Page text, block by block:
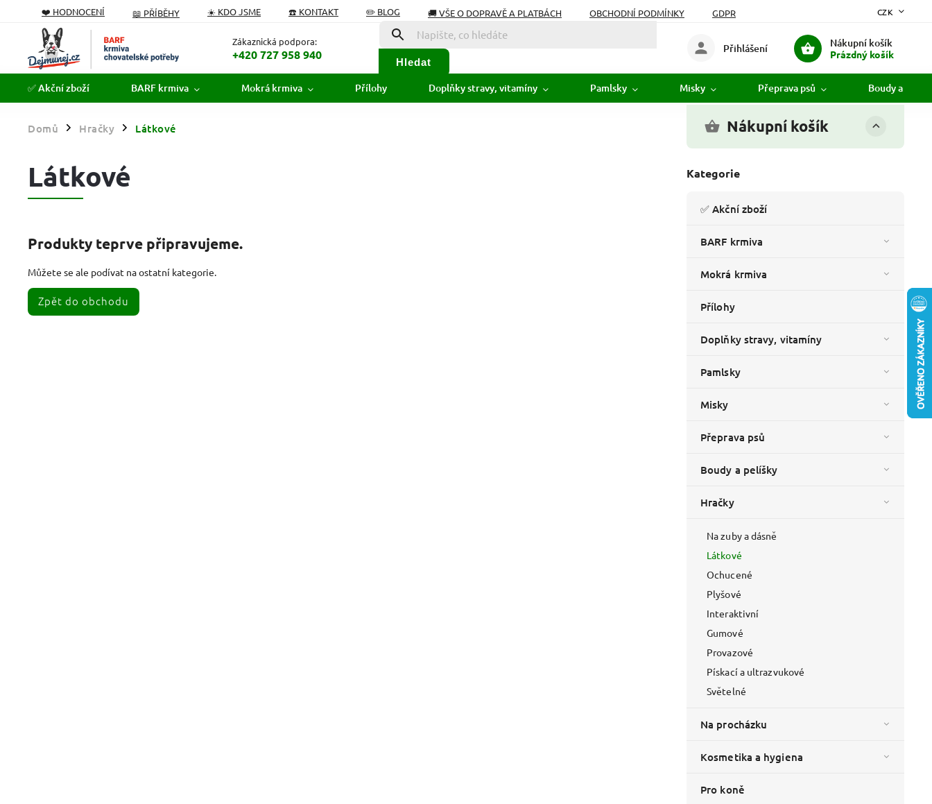
❤️ HODNOCENÍ 📖 PŘÍBĚHY ☀️ KDO JSME ☎️ KONTAKT ✏️ BLOG 🚚 VŠE O DOPRAVĚ A PLATBÁCH OBCHODNÍ PODMÍNKY
GDPR
PODÁVÁME POMOCNOU TLAPKU
SLOVNÍK POJMŮ
CZK
Zákaznická podpora:
+420 727 958 940
Hledat
Nákupní košík
Prázdný košík
Přihlášení
✅ Akční zboží BARF krmiva Mokrá krmiva Přílohy Doplňky stravy, vitamíny Pamlsky Misky Přeprava psů Boudy a
Domů / Hračky / Látkové Nákupní košík
Kategorie
✅ Akční zboží
BARF krmiva
Mokrá krmiva
Přílohy
Doplňky stravy, vitamíny
Pamlsky
Misky
Přeprava psů
Boudy a pelíšky
Hračky
Na zuby a dásně
Látkové
Ochucené
Plyšové
Interaktivní
Gumové
Provazové
Pískací a ultrazvukové
Světelné
Na procházku
Kosmetika a hygiena
Pro koně
Látkové
Produkty teprve připravujeme.
Můžete se ale podívat na ostatní kategorie.
Zpět do obchodu